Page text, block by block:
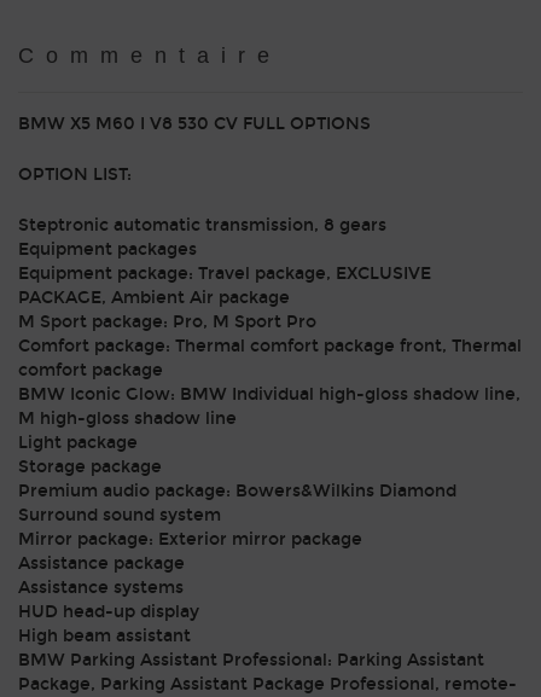
Commentaire
BMW X5 M60 I V8 530 CV FULL OPTIONS
OPTION LIST:
Steptronic automatic transmission, 8 gears
Equipment packages
Equipment package: Travel package, EXCLUSIVE
PACKAGE, Ambient Air package
M Sport package: Pro, M Sport Pro
Comfort package: Thermal comfort package front, Thermal
comfort package
BMW Iconic Glow: BMW Individual high-gloss shadow line,
M high-gloss shadow line
Light package
Storage package
Premium audio package: Bowers&Wilkins Diamond
Surround sound system
Mirror package: Exterior mirror package
Assistance package
Assistance systems
HUD head-up display
High beam assistant
BMW Parking Assistant Professional: Parking Assistant
Package, Parking Assistant Package Professional, remote-